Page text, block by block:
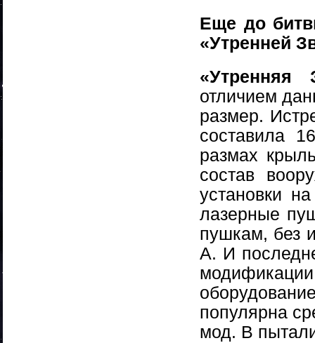
Еще до
«Утренней
отличием
размер.
составила
размах
состав
установки
лазерные
пушкам, без
А. И
популярна
мод. В